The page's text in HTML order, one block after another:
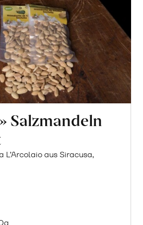
Salzmandeln
L’Arcolaio aus Siracusa,